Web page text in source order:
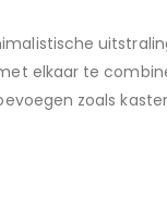
elkaar te
zoals